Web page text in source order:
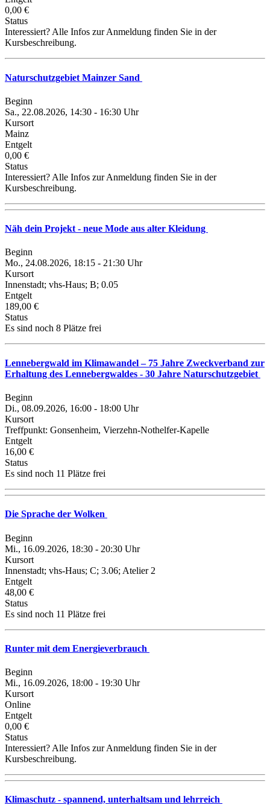
0,00 €
Status
Interessiert? Alle Infos zur Anmeldung finden Sie in der
Kursbeschreibung.
Naturschutzgebiet Mainzer Sand
Beginn
Sa., 22.08.2026, 14:30 - 16:30 Uhr
Kursort
Mainz
Entgelt
0,00 €
Status
Interessiert? Alle Infos zur Anmeldung finden Sie in der
Kursbeschreibung.
Näh dein Projekt - neue Mode aus alter Kleidung
Beginn
Mo., 24.08.2026, 18:15 - 21:30 Uhr
Kursort
Innenstadt; vhs-Haus; B; 0.05
Entgelt
189,00 €
Status
Es sind noch 8 Plätze frei
Lennebergwald im Klimawandel – 75 Jahre Zweckverband zur
Erhaltung des Lennebergwaldes - 30 Jahre Naturschutzgebiet
Beginn
Di., 08.09.2026, 16:00 - 18:00 Uhr
Kursort
Treffpunkt: Gonsenheim, Vierzehn-Nothelfer-Kapelle
Entgelt
16,00 €
Status
Es sind noch 11 Plätze frei
Die Sprache der Wolken
Beginn
Mi., 16.09.2026, 18:30 - 20:30 Uhr
Kursort
Innenstadt; vhs-Haus; C; 3.06; Atelier 2
Entgelt
48,00 €
Status
Es sind noch 11 Plätze frei
Runter mit dem Energieverbrauch
Beginn
Mi., 16.09.2026, 18:00 - 19:30 Uhr
Kursort
Online
Entgelt
0,00 €
Status
Interessiert? Alle Infos zur Anmeldung finden Sie in der
Kursbeschreibung.
Klimaschutz - spannend, unterhaltsam und lehrreich